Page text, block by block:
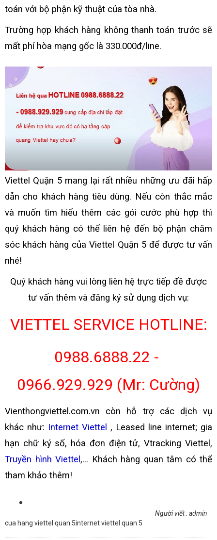
toán với bộ phận kỹ thuật của tòa nhà.
Trường hợp khách hàng không thanh toán trước sẽ
mất phí hòa mạng gốc là 330.000đ/line.
Viettel Quận 5mang lại rất nhiều những ưu đãi hấp
dẫn cho khách hàng tiêu dùng. Nếu còn thắc mắc
và muốn tìm hiểu thêm các gói cước phù hợp thì
quý khách hàng có thể liên hệ đến bộ phận chăm
sóc khách hàng của Viettel Quận 5 để được tư vấn
nhé!
Quý khách hàng vui lòng liên hệ trực tiếp đề được
tư vấn thêm và đăng ký sử dụng dịch vụ:
VIETTEL SERVICE HOTLINE:
0988.6888.22 -
0966.929.929 (Mr: Cường)
Vienthongviettel.com.vn còn hỗ trợ các dịch vụ
khác như: Internet Viettel , Leased line internet; gia
hạn chữ ký số, hóa đơn điện tử, Vtracking Viettel,
Truyền hình Viettel ,... Khách hàng quan tâm có thể
tham khảo thêm!
Người viết : admin
cua hang viettel quan 5internet viettel quan 5